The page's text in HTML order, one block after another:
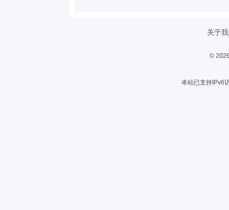
关于
©
本站已支持IPv6